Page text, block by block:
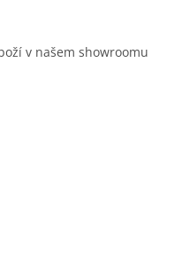
v našem showroomu